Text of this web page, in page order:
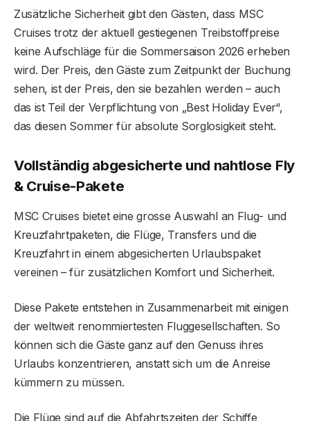
Zusätzliche Sicherheit gibt den Gästen, dass MSC
Cruises trotz der aktuell gestiegenen Treibstoffpreise
keine Aufschläge für die Sommersaison 2026 erheben
wird. Der Preis, den Gäste zum Zeitpunkt der Buchung
sehen, ist der Preis, den sie bezahlen werden – auch
das ist Teil der Verpflichtung von „Best Holiday Ever“,
das diesen Sommer für absolute Sorglosigkeit steht.
Vollständig abgesicherte und nahtlose Fly
& Cruise-Pakete
MSC Cruises bietet eine grosse Auswahl an Flug- und
Kreuzfahrtpaketen, die Flüge, Transfers und die
Kreuzfahrt in einem abgesicherten Urlaubspaket
vereinen – für zusätzlichen Komfort und Sicherheit.
Diese Pakete entstehen in Zusammenarbeit mit einigen
der weltweit renommiertesten Fluggesellschaften. So
können sich die Gäste ganz auf den Genuss ihres
Urlaubs konzentrieren, anstatt sich um die Anreise
kümmern zu müssen.
Die Flüge sind auf die Abfahrtszeiten der Schiffe